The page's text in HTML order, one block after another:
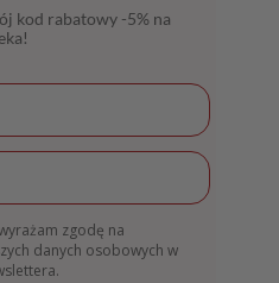
kod rabatowy -5% na
zgodę na
danych osobowych w